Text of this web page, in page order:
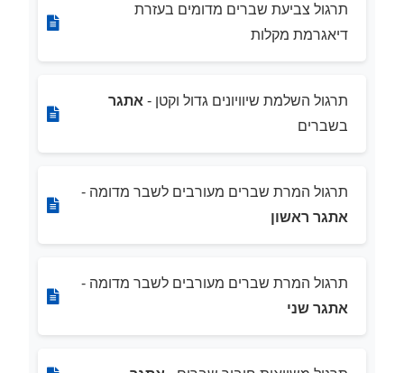
תרגול צביעת שברים מדומים בעזרת
דיאגרמת מקלות
תרגול השלמת שיוויונים גדול וקטן - אתגר
בשברים
תרגול המרת שברים מעורבים לשבר מדומה -
אתגר ראשון
תרגול המרת שברים מעורבים לשבר מדומה -
אתגר שני